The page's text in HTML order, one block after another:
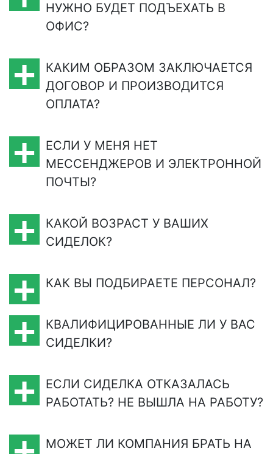
НУЖНО БУДЕТ ПОДЪЕХАТЬ В
ОФИС?
КАКИМ ОБРАЗОМ ЗАКЛЮЧАЕТСЯ
ДОГОВОР И ПРОИЗВОДИТСЯ
ОПЛАТА?
ЕСЛИ У МЕНЯ НЕТ
МЕСCЕНДЖЕРОВ И ЭЛЕКТРОННОЙ
ПОЧТЫ?
КАКОЙ ВОЗРАСТ У ВАШИХ
СИДЕЛОК?
КАК ВЫ ПОДБИРАЕТЕ ПЕРСОНАЛ?
КВАЛИФИЦИРОВАННЫЕ ЛИ У ВАС
СИДЕЛКИ?
ЕСЛИ СИДЕЛКА ОТКАЗАЛАСЬ
РАБОТАТЬ? НЕ ВЫШЛА НА РАБОТУ?
МОЖЕТ ЛИ КОМПАНИЯ БРАТЬ НА